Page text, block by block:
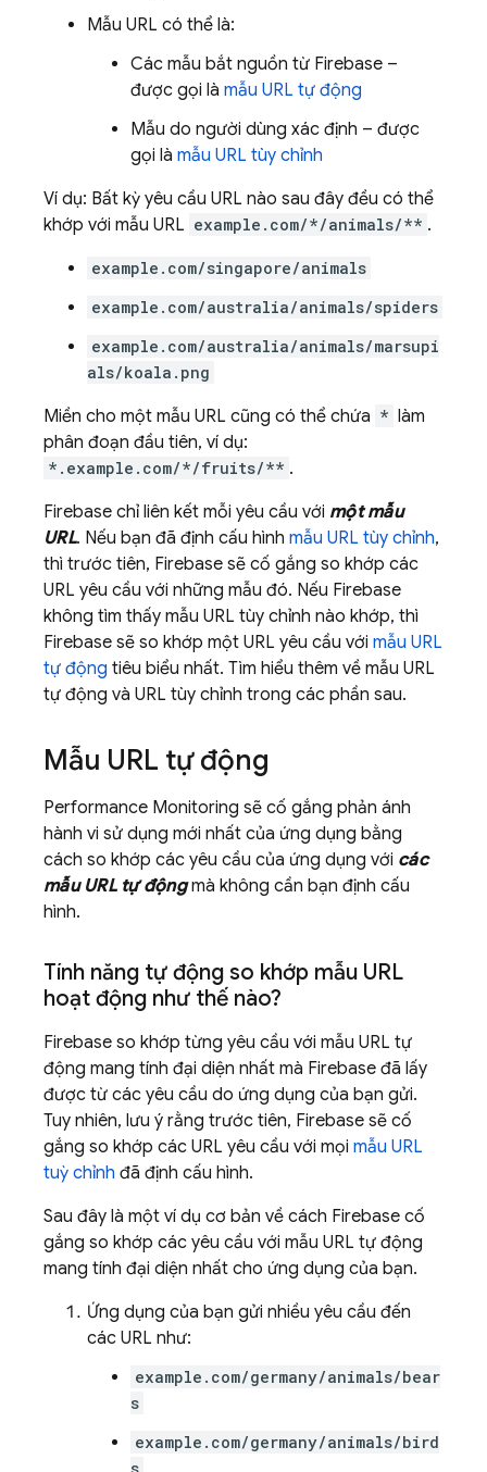
Mẫu URL có thể là:
Các mẫu bắt nguồn từ Firebase –
được gọi là mẫu URL tự động
Mẫu do người dùng xác định – được
gọi là mẫu URL tùy chỉnh
Ví dụ: Bất kỳ yêu cầu URL nào sau đây đều có thể
khớp với mẫu URL example.com/*/animals/** .
example.com/singapore/animals
example.com/australia/animals/spiders
example.com/australia/animals/marsupi
als/koala.png
Miền cho một mẫu URL cũng có thể chứa * làm
phân đoạn đầu tiên, ví dụ:
*.example.com/*/fruits/** .
Firebase chỉ liên kết mỗi yêu cầu với một mẫu
URL. Nếu bạn đã định cấu hình mẫu URL tùy chỉnh,
thì trước tiên, Firebase sẽ cố gắng so khớp các
URL yêu cầu với những mẫu đó. Nếu Firebase
không tìm thấy mẫu URL tùy chỉnh nào khớp, thì
Firebase sẽ so khớp một URL yêu cầu với mẫu URL
tự động tiêu biểu nhất. Tìm hiểu thêm về mẫu URL
tự động và URL tùy chỉnh trong các phần sau.
Mẫu URL tự động
Performance Monitoring sẽ cố gắng phản ánh
hành vi sử dụng mới nhất của ứng dụng bằng
cách so khớp các yêu cầu của ứng dụng với các
mẫu URL tự độngmà không cần bạn định cấu
hình.
Tính năng tự động so khớp mẫu URL
hoạt động như thế nào?
Firebase so khớp từng yêu cầu với mẫu URL tự
động mang tính đại diện nhất mà Firebase đã lấy
được từ các yêu cầu do ứng dụng của bạn gửi.
Tuy nhiên, lưu ý rằng trước tiên, Firebase sẽ cố
gắng so khớp các URL yêu cầu với mọi mẫu URL
tuỳ chỉnh đã định cấu hình.
Sau đây là một ví dụ cơ bản về cách Firebase cố
gắng so khớp các yêu cầu với mẫu URL tự động
mang tính đại diện nhất cho ứng dụng của bạn.
Ứng dụng của bạn gửi nhiều yêu cầu đến
các URL như:
example.com/germany/animals/bear
s
example.com/germany/animals/bird